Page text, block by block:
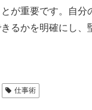
が重要です。自分
るかを明確にし、
仕事術